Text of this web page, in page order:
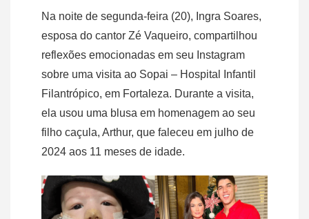
Na noite de segunda-feira (20), Ingra Soares,
esposa do cantor Zé Vaqueiro, compartilhou
reflexões emocionadas em seu Instagram
sobre uma visita ao Sopai – Hospital Infantil
Filantrópico, em Fortaleza. Durante a visita,
ela usou uma blusa em homenagem ao seu
filho caçula, Arthur, que faleceu em julho de
2024 aos 11 meses de idade.